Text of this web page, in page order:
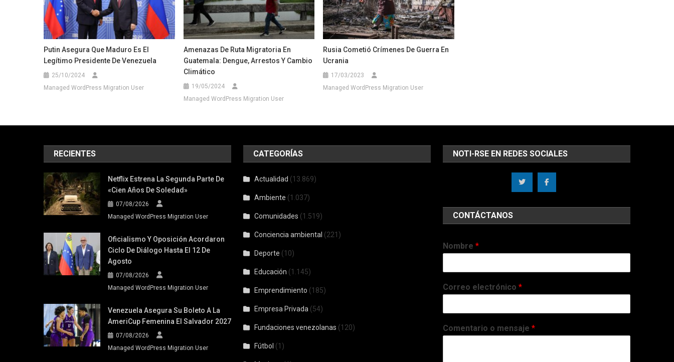
Putin Asegura Que Maduro Es El
Legítimo Presidente De Venezuela
25/10/2024
Managed WordPress Migration User
Amenazas De Ruta Migratoria En
Guatemala: Dengue, Arrestos Y Cambio
Climático
19/05/2024
Managed WordPress Migration User
Rusia Cometió Crímenes De Guerra En
Ucrania
17/03/2023
Managed WordPress Migration User
RECIENTES
Netflix Estrena La Segunda Parte De
«Cien Años De Soledad»
07/08/2026
Managed WordPress Migration User
Oficialismo Y Oposición Acordaron
Ciclo De Diálogo Hasta El 12 De
Agosto
07/08/2026
Managed WordPress Migration User
Venezuela Asegura Su Boleto A La
AmeriCup Femenina El Salvador 2027
07/08/2026
Managed WordPress Migration User
CATEGORÍAS
Actualidad (13.869)
Ambiente (1.037)
Comunidades (1.519)
Conciencia ambiental (221)
Deporte (10)
Educación (1.145)
Emprendimiento (185)
Empresa Privada (54)
Fundaciones venezolanas (120)
Fútbol (1)
NOTI-RSE EN REDES SOCIALES
CONTÁCTANOS
Nombre *
Correo electrónico *
Comentario o mensaje *